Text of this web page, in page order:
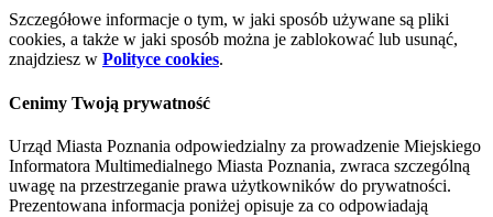
Szczegółowe informacje o tym, w jaki sposób używane są pliki
cookies, a także w jaki sposób można je zablokować lub usunąć,
znajdziesz w Polityce cookies.
Cenimy Twoją prywatność
Urząd Miasta Poznania odpowiedzialny za prowadzenie Miejskiego
Informatora Multimedialnego Miasta Poznania, zwraca szczególną
uwagę na przestrzeganie prawa użytkowników do prywatności.
Prezentowana informacja poniżej opisuje za co odpowiadają